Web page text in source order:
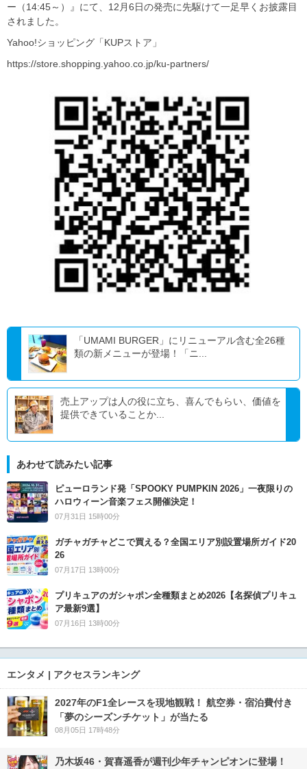
ー（14:45～）』にて、12月6日の発売に先駆けて一足早くお披露目
されました。
Yahoo!ショッピング「KUPストア」
https://store.shopping.yahoo.co.jp/ku-partners/
「UMAMI BURGER」にリニューアル含む全26種
類の新メニューが登場！「ニ...
売上アップは人の役に立ち、喜んでもらい、価値を
提供できていることか...
あわせて読みたい記事
ピューロランド発「SPOOKY PUMPKIN 2026」一夜限りの
ハロウィーン音楽フェス開催決定！
07月31日 15時00分
ガチャガチャどこで買える？全国エリア別設置場所ガイド20
26
07月17日 13時00分
プリキュアのガシャポン全種類まとめ2026【名探偵プリキュ
ア最新9選】
07月16日 13時00分
エンタメ | アクセスランキング
2027年のF1全レースを現地観戦！ 航空券・宿泊費付き
「夢のシーズンチケット」が当たる
08月05日 17時48分
乃木坂46・賀喜遥香が週刊少年チャンピオンに登場！